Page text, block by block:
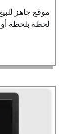
موقع جاهز
لحظة بلحظة